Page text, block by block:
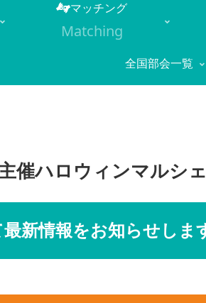
マッチング
Matching
全国部会一覧
催ハロウィンマルシ
新情報をお知らせしま